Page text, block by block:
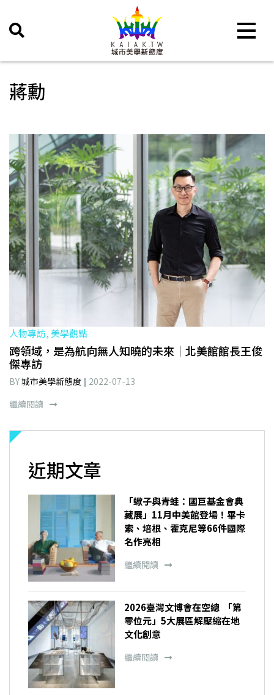
Toggle
蔣勳
人物專訪, 美學觀點
跨領域，是為航向無人知曉的未來｜北美館館長王俊
傑專訪
BY城市美學新態度
2022-07-13
繼續閱讀
近期文章
「蠍子與青蛙：國巨基金會典
藏展」11月中美館登場！畢卡
索、培根、霍克尼等66件國際
名作亮相
繼續閱讀
2026臺灣文博會在空總 「第
零位元」5大展區解壓縮在地
文化創意
繼續閱讀